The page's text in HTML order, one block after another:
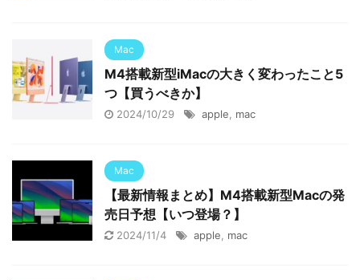
Mac
M4搭載新型iMacの大きく変わったこと5
つ【買うべきか】
2024/10/29 apple mac
Mac
【最新情報まとめ】M4搭載新型Macの発
売日予想【いつ登場？】
2024/11/4 apple mac